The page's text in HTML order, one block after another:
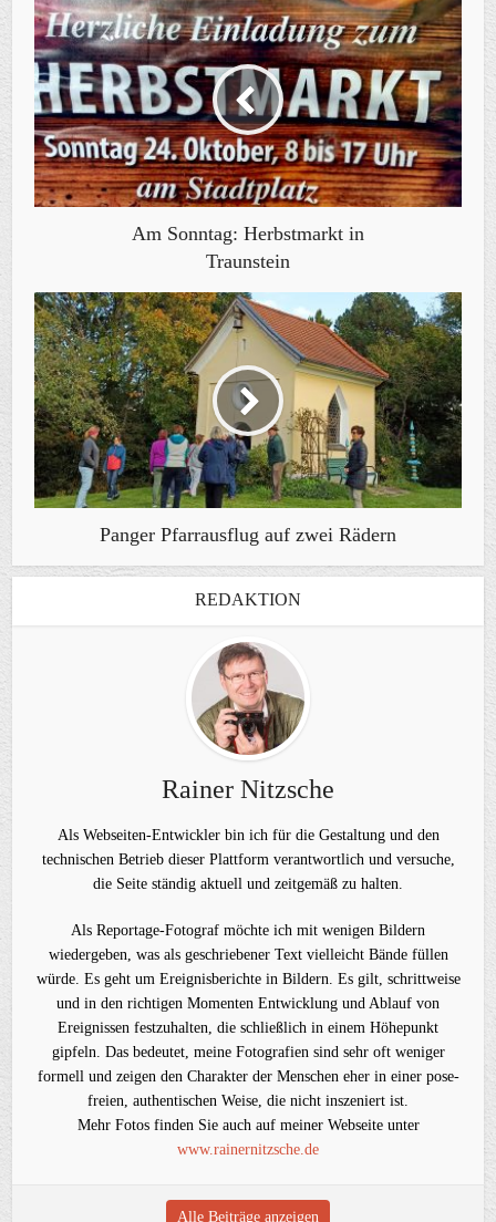
Am Sonntag: Herbstmarkt in
Traunstein
Panger Pfarrausflug auf zwei Rädern
REDAKTION
Rainer Nitzsche
Als Webseiten-Entwickler bin ich für die Gestaltung und den
technischen Betrieb dieser Plattform verantwortlich und versuche,
die Seite ständig aktuell und zeitgemäß zu halten.
Als Reportage-Fotograf möchte ich mit wenigen Bildern
wiedergeben, was als geschriebener Text vielleicht Bände füllen
würde. Es geht um Ereignisberichte in Bildern. Es gilt, schrittweise
und in den richtigen Momenten Entwicklung und Ablauf von
Ereignissen festzuhalten, die schließlich in einem Höhepunkt
gipfeln. Das bedeutet, meine Fotografien sind sehr oft weniger
formell und zeigen den Charakter der Menschen eher in einer pose-
freien, authentischen Weise, die nicht inszeniert ist.
Mehr Fotos finden Sie auch auf meiner Webseite unter
www.rainernitzsche.de
Alle Beiträge anzeigen